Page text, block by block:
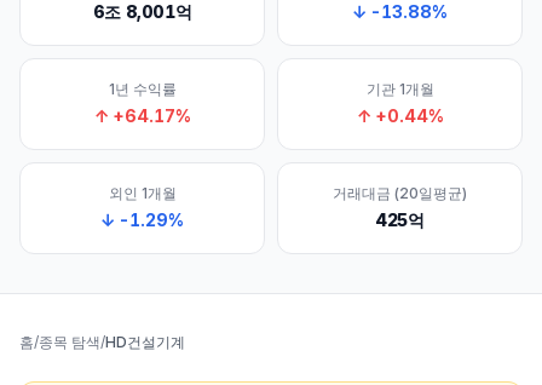
6조 8,001억 ↓ -13.88%
1년 수익률
↑ +64.17%
기관 1개월
↑ +0.44%
외인 1개월
↓ -1.29%
거래대금 (20일평균)
425억
홈/종목 탐색/HD건설기계